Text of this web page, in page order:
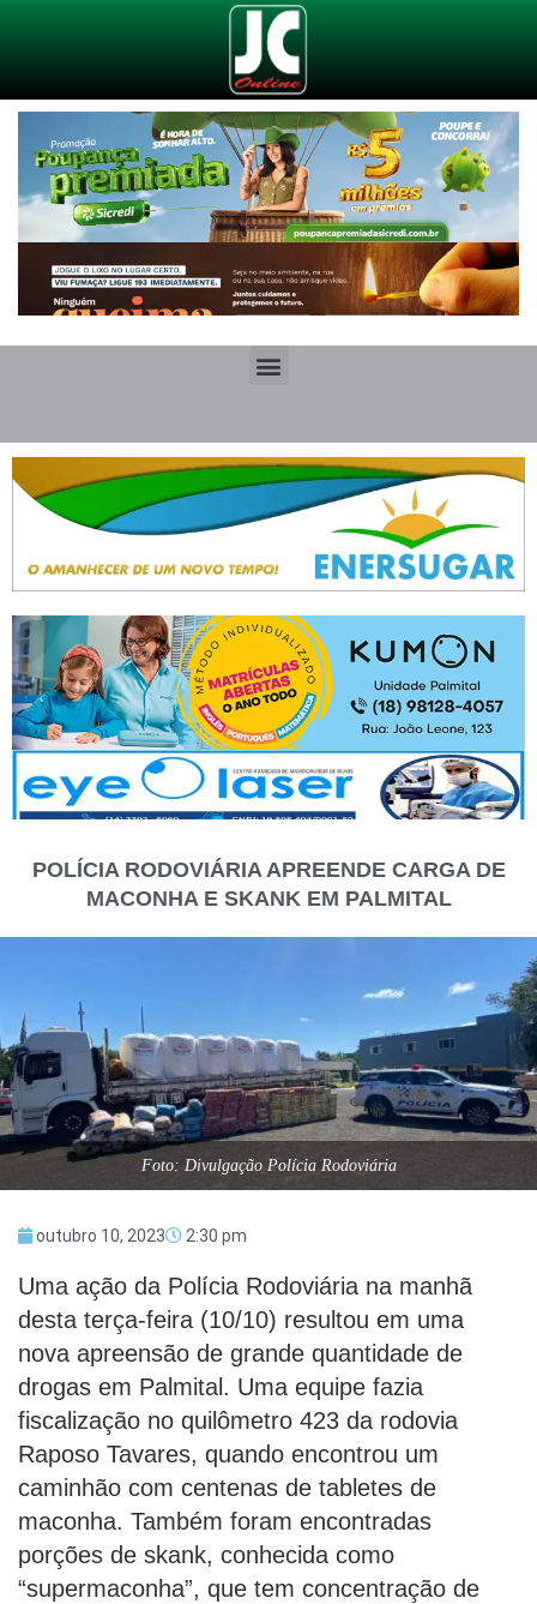
POLÍCIA RODOVIÁRIA APREENDE CARGA DE
MACONHA E SKANK EM PALMITAL
Foto: Divulgação Polícia Rodoviária
outubro 10, 2023 2:30 pm
Uma ação da Polícia Rodoviária na manhã
desta terça-feira (10/10) resultou em uma
nova apreensão de grande quantidade de
drogas em Palmital. Uma equipe fazia
fiscalização no quilômetro 423 da rodovia
Raposo Tavares, quando encontrou um
caminhão com centenas de tabletes de
maconha. Também foram encontradas
porções de skank, conhecida como
“supermaconha”, que tem concentração de